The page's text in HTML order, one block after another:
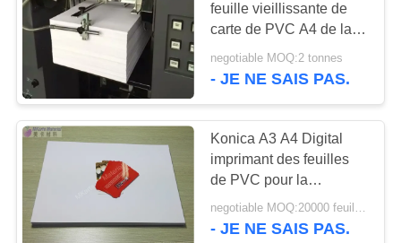
PRODUITS
VIDÉOS
PROPOS
DE
NOUS
feuille vieillissante de
carte de PVC A4 de la
résistance 0.4mm
negotiable MOQ:2 tonnes
- JE NE SAIS PAS.
Konica A3 A4 Digital
imprimant des feuilles
de PVC pour la
fabrication en plastique
de carte de PVC
negotiable MOQ:20000 feuilles ou 2 tonnes
- JE NE SAIS PAS.